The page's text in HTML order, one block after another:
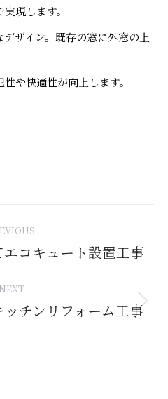
現します。
ザイン。既存の窓に外窓の上
や快適性が向上します。
Previous
コキュート設置工事
NEXT
Next
チンリフォーム工事